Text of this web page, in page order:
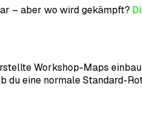
– aber wo wird gekämpft?
Workshop-Maps
du eine normale Standard-